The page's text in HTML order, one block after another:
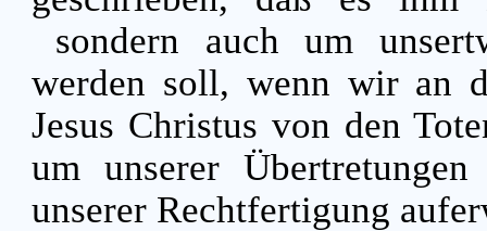
sondern auch um
werden soll, wenn wir an
Jesus Christus von den
um unserer
unserer Rechtfertigung